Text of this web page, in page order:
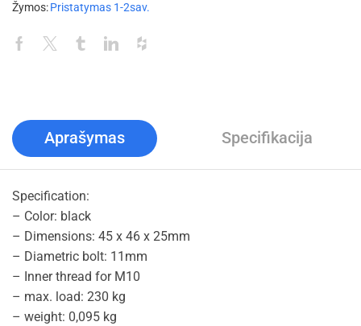
Žymos:Pristatymas 1-2sav.
Aprašymas Specifikacija
Specification:
– Color: black
– Dimensions: 45 x 46 x 25mm
– Diametric bolt: 11mm
– Inner thread for M10
– max. load: 230 kg
– weight: 0,095 kg